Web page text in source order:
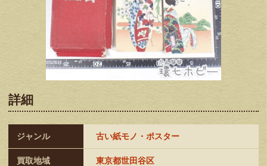
詳細
ジャンル 古い紙モノ・ポスター
買取地域 東京都世田谷区